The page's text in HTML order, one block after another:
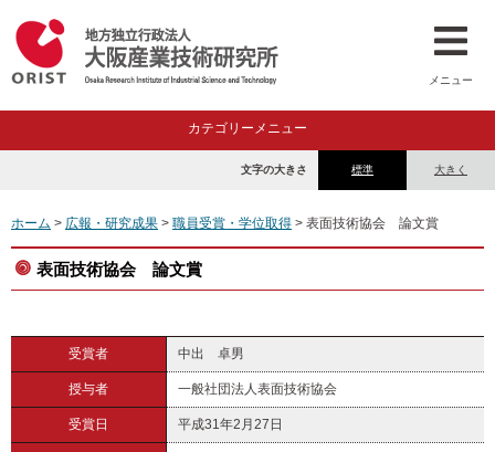
メニュー
カテゴリーメニュー
標準 大きく
文字の大きさ
ホーム > 広報・研究成果 > 職員受賞・学位取得 > 表面技術協会 論文賞
表面技術協会 論文賞
受賞者 中出 卓男
授与者 一般社団法人表面技術協会
受賞日 平成31年2月27日